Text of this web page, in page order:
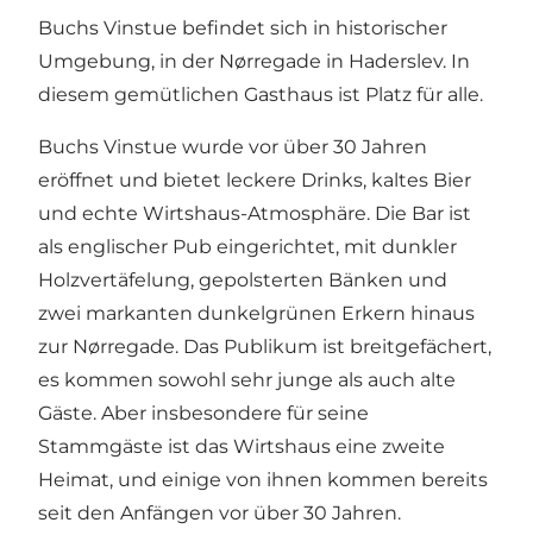
Buchs Vinstue befindet sich in historischer
Umgebung, in der Nørregade in Haderslev. In
diesem gemütlichen Gasthaus ist Platz für alle.
Buchs Vinstue wurde vor über 30 Jahren
eröffnet und bietet leckere Drinks, kaltes Bier
und echte Wirtshaus-Atmosphäre. Die Bar ist
als englischer Pub eingerichtet, mit dunkler
Holzvertäfelung, gepolsterten Bänken und
zwei markanten dunkelgrünen Erkern hinaus
zur Nørregade. Das Publikum ist breitgefächert,
es kommen sowohl sehr junge als auch alte
Gäste. Aber insbesondere für seine
Stammgäste ist das Wirtshaus eine zweite
Heimat, und einige von ihnen kommen bereits
seit den Anfängen vor über 30 Jahren.